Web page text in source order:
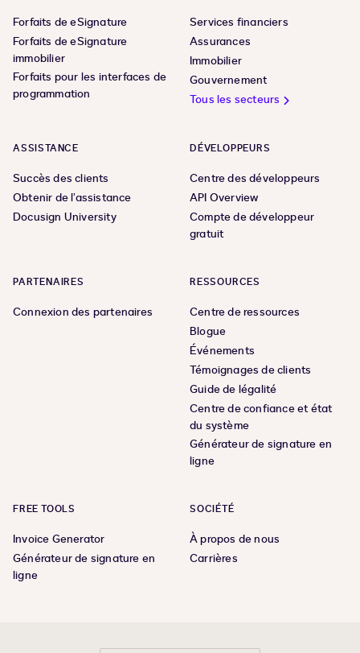
Forfaits de eSignature
Forfaits de eSignature
immobilier
Forfaits pour les interfaces de
programmation
Services financiers
Assurances
Immobilier
Gouvernement
Tous les secteurs
ASSISTANCE
Succès des clients
Obtenir de l’assistance
Docusign University
DÉVELOPPEURS
Centre des développeurs
API Overview
Compte de développeur
gratuit
PARTENAIRES
Connexion des partenaires
RESSOURCES
Centre de ressources
Blogue
Événements
Témoignages de clients
Guide de légalité
Centre de confiance et état
du système
Générateur de signature en
ligne
FREE TOOLS
Invoice Generator
Générateur de signature en
ligne
SOCIÉTÉ
À propos de nous
Carrières